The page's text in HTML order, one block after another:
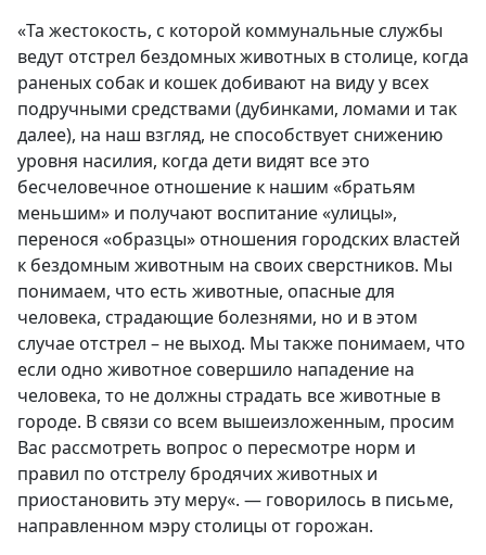
«Та жестокость, с которой коммунальные службы
ведут отстрел бездомных животных в столице, когда
раненых собак и кошек добивают на виду у всех
подручными средствами (дубинками, ломами и так
далее), на наш взгляд, не способствует снижению
уровня насилия, когда дети видят все это
бесчеловечное отношение к нашим «братьям
меньшим» и получают воспитание «улицы»,
перенося «образцы» отношения городских властей
к бездомным животным на своих сверстников. Мы
понимаем, что есть животные, опасные для
человека, страдающие болезнями, но и в этом
случае отстрел – не выход. Мы также понимаем, что
если одно животное совершило нападение на
человека, то не должны страдать все животные в
городе. В связи со всем вышеизложенным, просим
Вас рассмотреть вопрос о пересмотре норм и
правил по отстрелу бродячих животных и
приостановить эту меру«. — говорилось в письме,
направленном мэру столицы от горожан.